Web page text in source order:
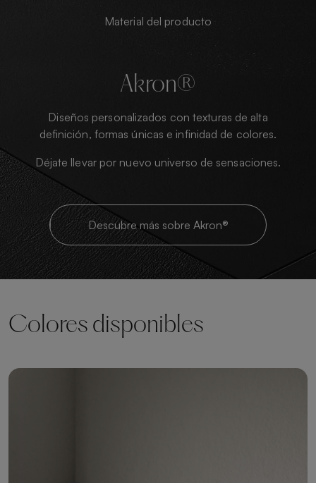
Material del producto
Akron®
Diseños personalizados con texturas de alta
definición, formas únicas e infinidad de colores.
Déjate llevar por nuevo universo de sensaciones.
Descubre más sobre Akron®
Colores disponibles